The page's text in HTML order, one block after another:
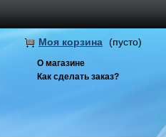
Моя корзина (пусто)
О магазине
Как сделать заказ?